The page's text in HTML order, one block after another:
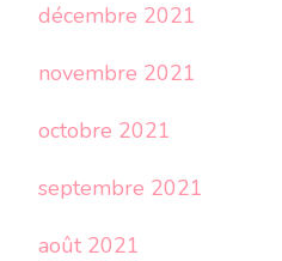
décembre 2021
novembre 2021
octobre 2021
septembre 2021
août 2021